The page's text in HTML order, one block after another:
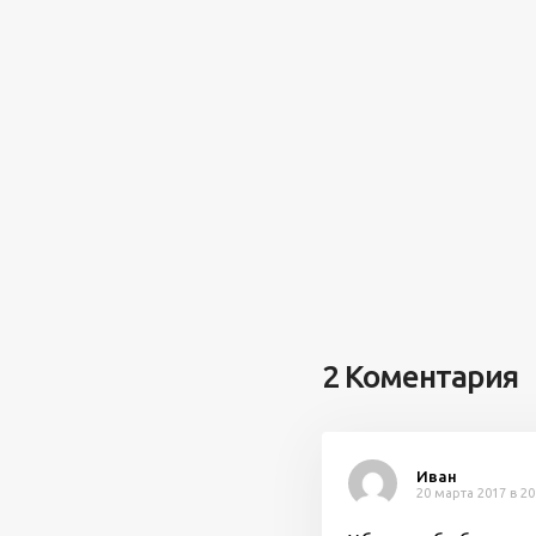
2 Коментария
Иван
20 марта 2017 в